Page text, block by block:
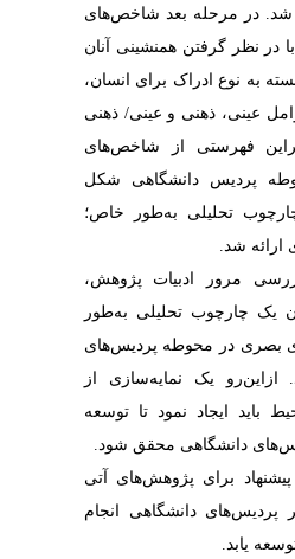
شد. در مرحله بعد شاخص‌­های
با در نظر گرفتن هم­نشینی آنان
به نوع ادراک برای انسان،
عینی، ذهنی و عینی/ ذهنی
فهرستی از شاخص‌­های
پردیس دانشگاهی شکل
تحلیلی به‌طور خاص؛
شد.
مرور ادبیات پژوهش،
چارچوب تحلیلی به‌طور
بصری در محوطه پردیس‌­های
ازاین‌رو یک نمایه‌سازی از
ایجاد نمود تا توسعه
دانشگاهی محقق شود.
پیشنهاد برای پژوهش‌­های آتی
پردیس‌­های دانشگاهی انجام
یابد.